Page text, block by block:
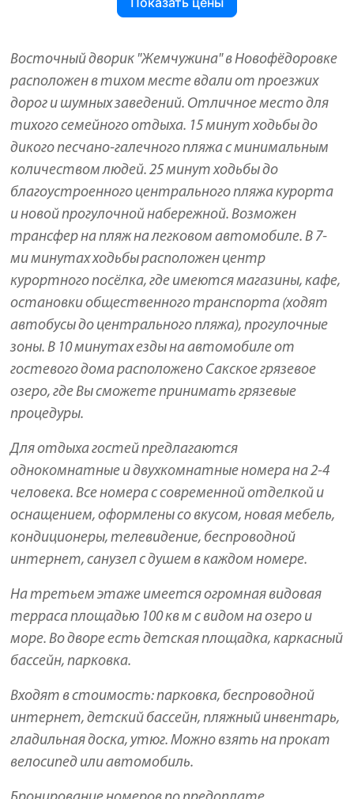
Восточный дворик "Жемчужина" в Новофёдоровке
расположен в тихом месте вдали от проезжих
дорог и шумных заведений. Отличное место для
тихого семейного отдыха. 15 минут ходьбы до
дикого песчано-галечного пляжа с минимальным
количеством людей. 25 минут ходьбы до
благоустроенного центрального пляжа курорта
и новой прогулочной набережной. Возможен
трансфер на пляж на легковом автомобиле. В 7-
ми минутах ходьбы расположен центр
курортного посёлка, где имеются магазины, кафе,
остановки общественного транспорта (ходят
автобусы до центрального пляжа), прогулочные
зоны. В 10 минутах езды на автомобиле от
гостевого дома расположено Сакское грязевое
озеро, где Вы сможете принимать грязевые
процедуры.
Для отдыха гостей предлагаются
однокомнатные и двухкомнатные номера на 2-4
человека. Все номера с современной отделкой и
оснащением, оформлены со вкусом, новая мебель,
кондиционеры, телевидение, беспроводной
интернет, санузел с душем в каждом номере.
На третьем этаже имеется огромная видовая
терраса площадью 100 кв м с видом на озеро и
море. Во дворе есть детская площадка, каркасный
бассейн, парковка.
Входят в стоимость: парковка, беспроводной
интернет, детский бассейн, пляжный инвентарь,
гладильная доска, утюг. Можно взять на прокат
велосипед или автомобиль.